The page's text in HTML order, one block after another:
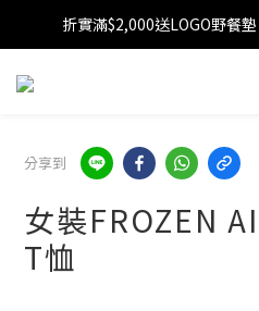
【FINAL SALE】
折實滿$2,000送LOGO野餐
【FINAL SALE
分享到
女裝FROZEN
T恤